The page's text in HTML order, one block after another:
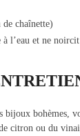
chaînette)
l’eau et ne noircit
bijoux bohèmes,
citron ou du